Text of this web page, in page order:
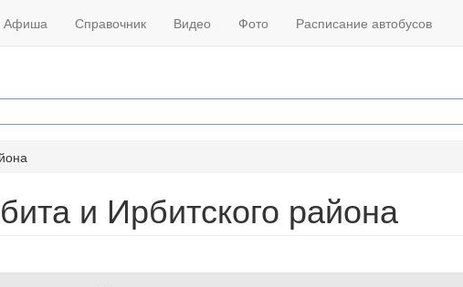
Афиша Справочник Видео Фото Расписание автобусов
и Ирбитского района